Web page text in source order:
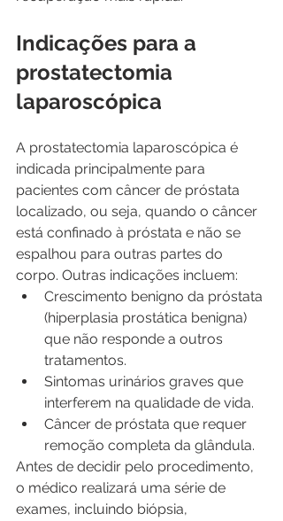
Indicações para a
prostatectomia
laparoscópica
A prostatectomia laparoscópica é
indicada principalmente para
pacientes com câncer de próstata
localizado, ou seja, quando o câncer
está confinado à próstata e não se
espalhou para outras partes do
corpo. Outras indicações incluem:
Crescimento benigno da próstata
(hiperplasia prostática benigna)
que não responde a outros
tratamentos.
Sintomas urinários graves que
interferem na qualidade de vida.
Câncer de próstata que requer
remoção completa da glândula.
Antes de decidir pelo procedimento,
o médico realizará uma série de
exames, incluindo biópsia,